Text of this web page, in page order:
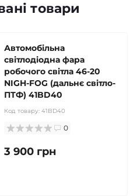
товари
Автомобільна
світлодіодна фара
робочого світла 46-20
NIGH-FOG (дальнє світло-
ПТФ) 41BD40
Код товару: 41BD40
0
3 900 грн